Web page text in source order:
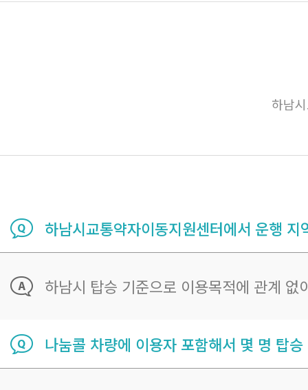
하남
하남시교통약자이동지원센터에서 운행
하남시 탑승 기준으로 이용목적에 관계 없
나눔콜 차량에 이용자 포함해서 몇 명 탑